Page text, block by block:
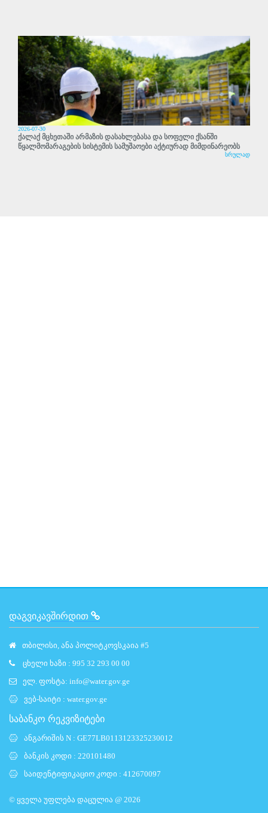
2026-07-30
ქალაქ მცხეთაში არმაზის დასახლებასა და სოფელი ქსანში
წყალმომარაგების სისტემის სამუშაოები აქტიურად მიმდინარეობს
სრულად
ᲓᲐᲒᲕᲘᲙᲐᲕᲨᲘᲠᲓᲘᲗ
თბილისი, ანა პოლიტკოვსკაია #5
ცხელი ხაზი : 995 32 293 00 00
ელ. ფოსტა: info@water.gov.ge
ვებ-საიტი : water.gov.ge
საბანკო რეკვიზიტები
ანგარიშის N : GE77LB0113123325230012
ბანკის კოდი : 220101480
საიდენტიფიკაციო კოდი : 412670097
© ყველა უფლება დაცულია @ 2026